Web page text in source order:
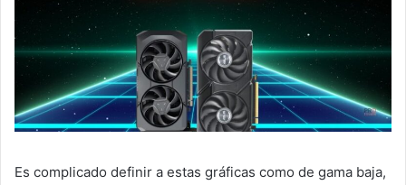
Es complicado definir a estas gráficas como de gama baja,